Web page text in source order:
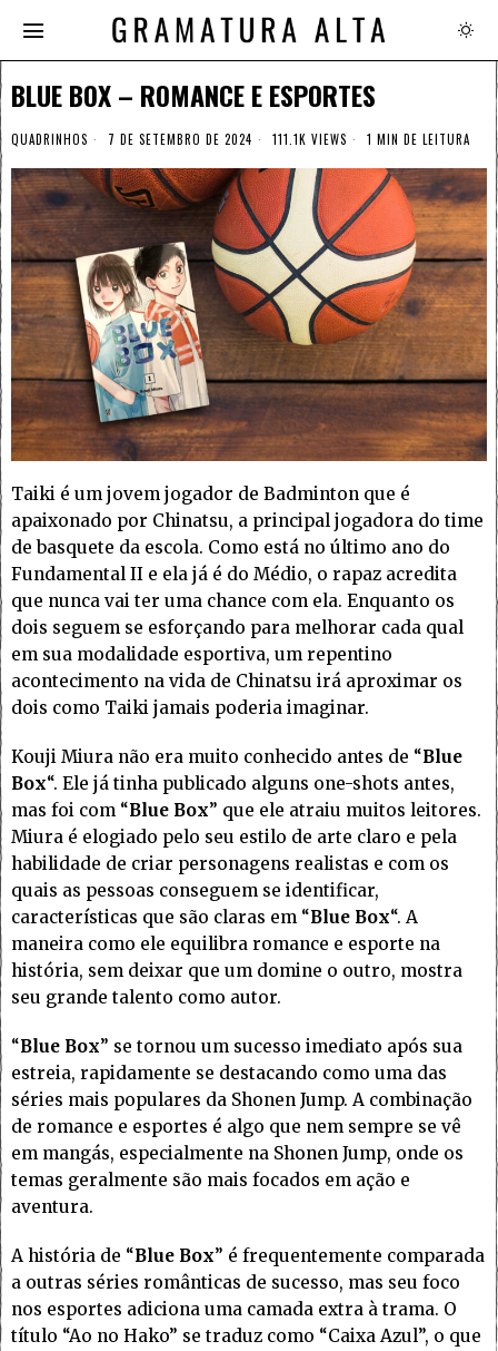
BLUE BOX – ROMANCE E ESPORTES
QUADRINHOS 7 DE SETEMBRO DE 2024 111.1K VIEWS 1 MIN DE LEITURA
Taiki é um jovem jogador de Badminton que é
apaixonado por Chinatsu, a principal jogadora do time
de basquete da escola. Como está no último ano do
Fundamental II e ela já é do Médio, o rapaz acredita
que nunca vai ter uma chance com ela. Enquanto os
dois seguem se esforçando para melhorar cada qual
em sua modalidade esportiva, um repentino
acontecimento na vida de Chinatsu irá aproximar os
dois como Taiki jamais poderia imaginar.
Kouji Miura não era muito conhecido antes de “Blue
Box“. Ele já tinha publicado alguns one-shots antes,
mas foi com “Blue Box” que ele atraiu muitos leitores.
Miura é elogiado pelo seu estilo de arte claro e pela
habilidade de criar personagens realistas e com os
quais as pessoas conseguem se identificar,
características que são claras em “Blue Box“. A
maneira como ele equilibra romance e esporte na
história, sem deixar que um domine o outro, mostra
seu grande talento como autor.
“Blue Box” se tornou um sucesso imediato após sua
estreia, rapidamente se destacando como uma das
séries mais populares da Shonen Jump. A combinação
de romance e esportes é algo que nem sempre se vê
em mangás, especialmente na Shonen Jump, onde os
temas geralmente são mais focados em ação e
aventura.
A história de “Blue Box” é frequentemente comparada
a outras séries românticas de sucesso, mas seu foco
nos esportes adiciona uma camada extra à trama. O
título “Ao no Hako” se traduz como “Caixa Azul”, o que